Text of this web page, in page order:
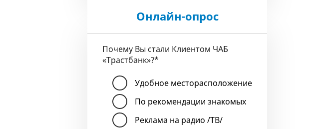
Онлайн-опрос
Почему Вы стали Клиентом ЧАБ
«Трастбанк»?*
Удобное месторасположение
По рекомендации знакомых
Реклама на радио /ТВ/